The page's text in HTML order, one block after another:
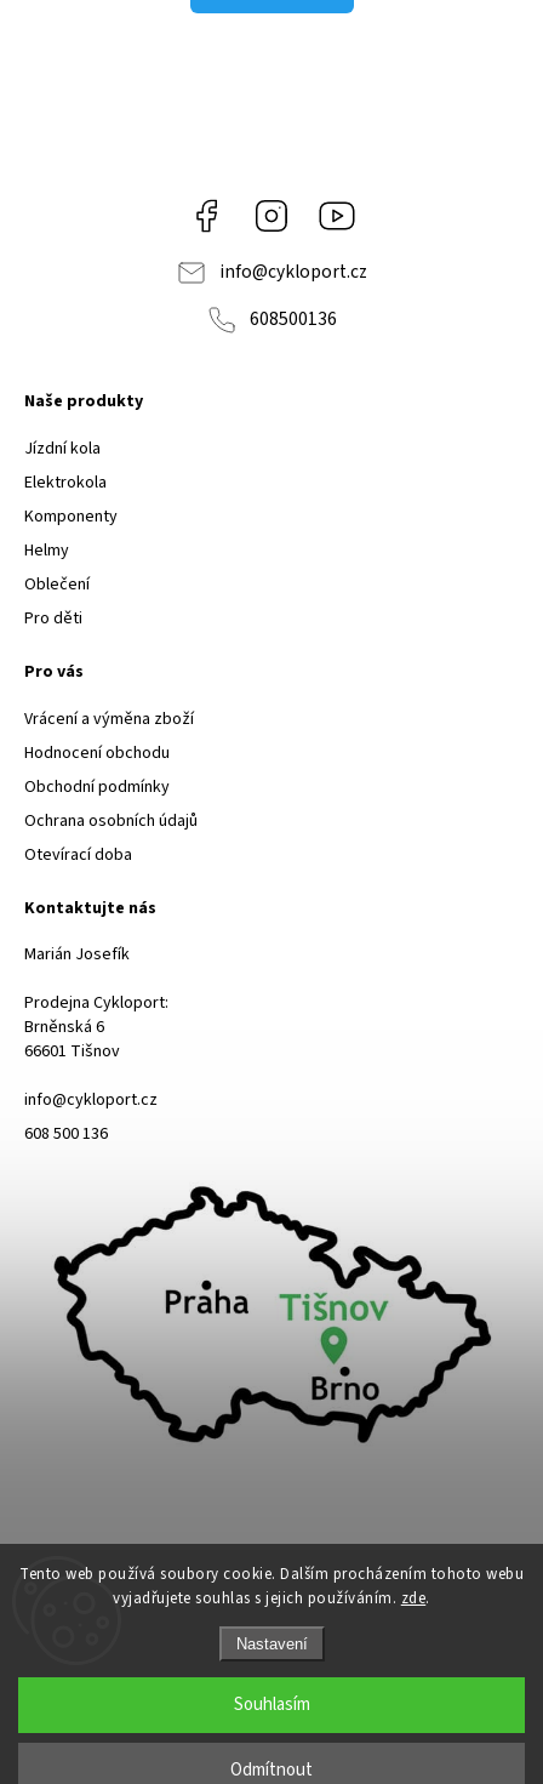
Tento web používá soubory cookie. Dalším procházením tohoto webu
vyjadřujete souhlas s jejich používáním. zde.
Nastavení
Odmítnout
Souhlasím
Facebook Instagram
info@cykloport.cz
608500136
Naše produkty
Jízdní kola
Elektrokola
Komponenty
Helmy
Oblečení
Pro děti
Pro vás
Vrácení a výměna zboží
Hodnocení obchodu
Obchodní podmínky
Ochrana osobních údajů
Otevírací doba
Kontaktujte nás
Marián Josefík
Prodejna Cykloport:
Brněnská 6
66601 Tišnov
info@cykloport.cz
608 500 136
Cykloport. Všechna práva vyhrazena.
Upravit nastavení cookies